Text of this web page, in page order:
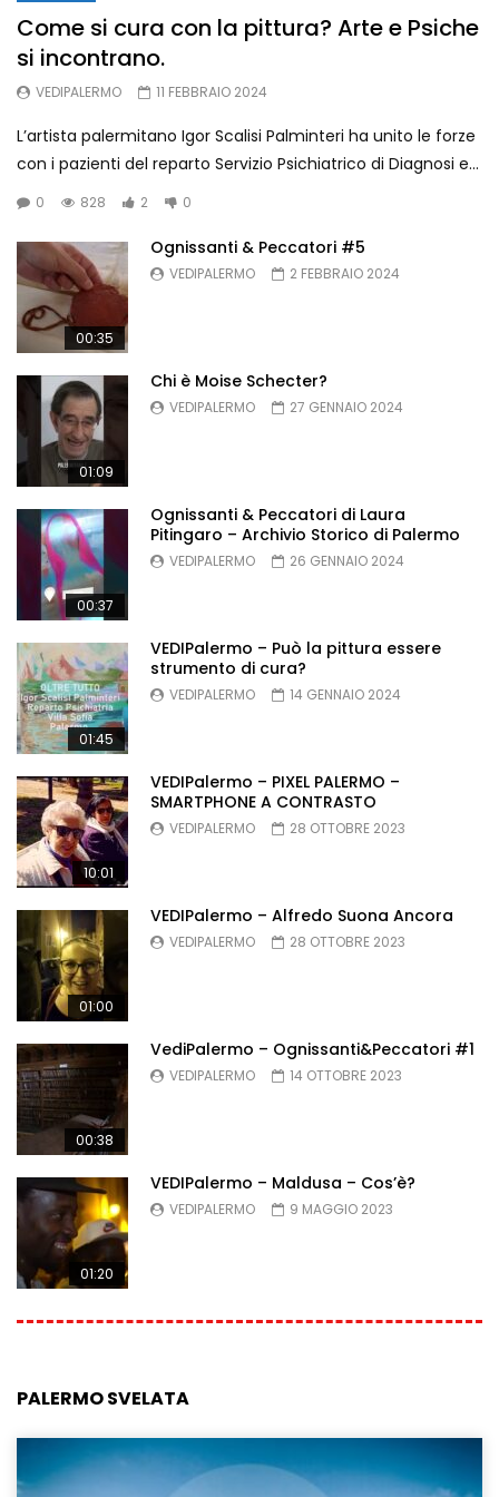
Ognissanti & Peccatori di Laura
Palermo
888 3
Chi è Moise Schecter?
VEDIPALERMO
Ognissanti & Peccatori #5
Come si cura con la pittura? Arte e Psiche
si incontrano.
VEDIPALERMO 11 FEBBRAIO 2024
L’artista palermitano Igor Scalisi Palminteri ha unito le forze
con i pazienti del reparto Servizio Psichiatrico di Diagnosi e...
0 828 2 0
00:35
Ognissanti & Peccatori #5
VEDIPALERMO 2 FEBBRAIO 2024
01:09
Chi è Moise Schecter?
VEDIPALERMO 27 GENNAIO 2024
00:37
Ognissanti & Peccatori di Laura
Pitingaro – Archivio Storico di Palermo
VEDIPALERMO 26 GENNAIO 2024
01:45
VEDIPalermo – Può la pittura essere
strumento di cura?
VEDIPALERMO 14 GENNAIO 2024
10:01
VEDIPalermo – PIXEL PALERMO –
SMARTPHONE A CONTRASTO
VEDIPALERMO 28 OTTOBRE 2023
01:00
VEDIPalermo – Alfredo Suona Ancora
VEDIPALERMO 28 OTTOBRE 2023
00:38
VediPalermo – Ognissanti&Peccatori #1
VEDIPALERMO 14 OTTOBRE 2023
01:20
VEDIPalermo – Maldusa – Cos’è?
VEDIPALERMO 9 MAGGIO 2023
PALERMO SVELATA